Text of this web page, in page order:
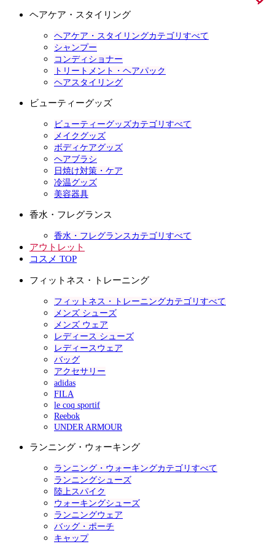
ヘアケア・スタイリング
ヘアケア・スタイリングカテゴリすべて
シャンプー
コンディショナー
トリートメント・ヘアパック
ヘアスタイリング
ビューティーグッズ
ビューティーグッズカテゴリすべて
メイクグッズ
ボディケアグッズ
ヘアブラシ
日焼け対策・ケア
冷温グッズ
美容器具
香水・フレグランス
香水・フレグランスカテゴリすべて
アウトレット
コスメ TOP
フィットネス・トレーニング
フィットネス・トレーニングカテゴリすべて
メンズ シューズ
メンズ ウェア
レディース シューズ
レディースウェア
バッグ
アクセサリー
adidas
FILA
le coq sportif
Reebok
UNDER ARMOUR
ランニング・ウォーキング
ランニング・ウォーキングカテゴリすべて
ランニングシューズ
陸上スパイク
ウォーキングシューズ
ランニングウェア
バッグ・ポーチ
キャップ